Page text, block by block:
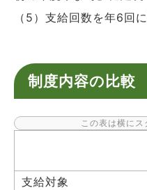
（5）支給回数を年6回
制度内容の比較
支給対象